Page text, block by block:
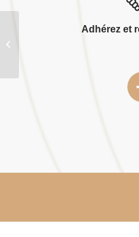
Adhérez et